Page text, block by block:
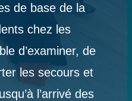
de base de la
chez les
d’examiner, de
les secours et
l’arrivé des